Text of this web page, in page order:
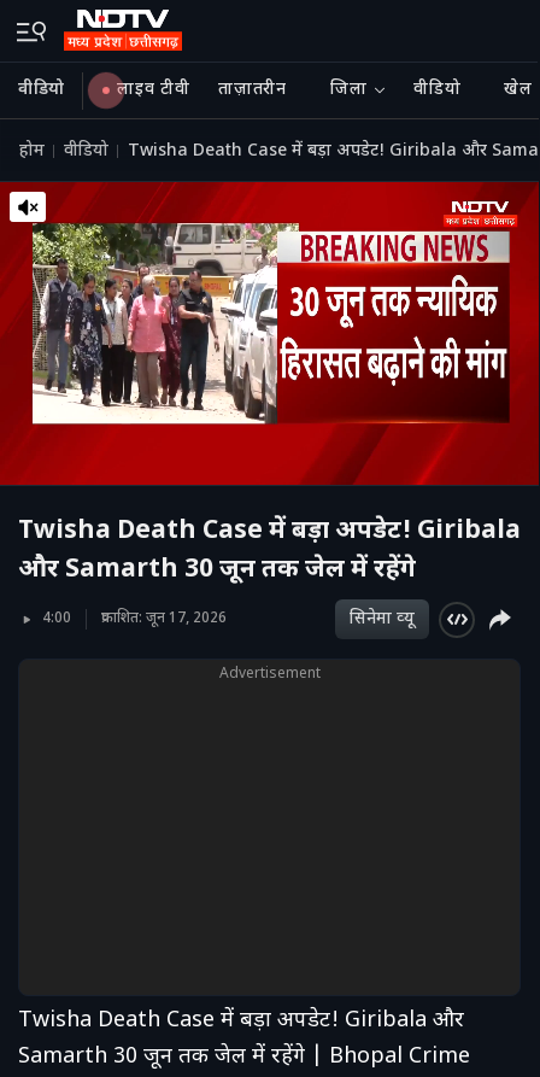
वीडियो लाइव टीवी ताज़ातरीन जिला वीडियो खेल
होम वीडियो Twisha Death Case में बड़ा अपडेट! Giribala और
Twisha Death Case में बड़ा अपडेट! Giribala
और Samarth 30 जून तक जेल में रहेंगे
4:00 प्रकाशित: जून 17, 2026 सिनेमा व्‍यू
Advertisement
Twisha Death Case में बड़ा अपडेट! Giribala और
Samarth 30 जून तक जेल में रहेंगे | Bhopal Crime